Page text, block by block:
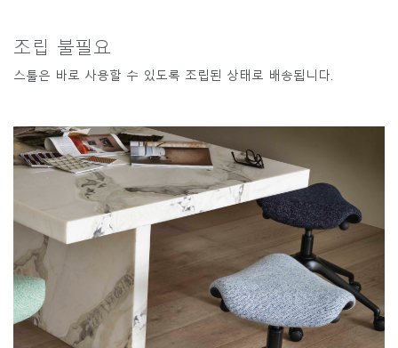
조립 불필요
스툴은 바로 사용할 수 있도록 조립된 상태로 배송됩니다.